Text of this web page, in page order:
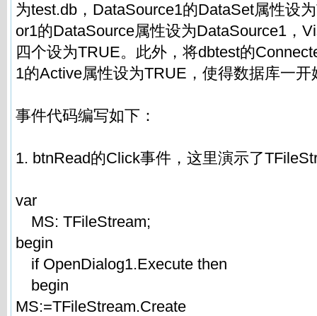
为test.db，DataSource1的DataSet属性设
or1的DataSource属性设为DataSource1，
四个设为TRUE。此外，将dbtest的
1的Active属性设为TRUE，使得数据库一
事件代码编写如下：
1. btnRead的Click事件，这里演示了
var
MS: TFileStream;
begin
if OpenDialog1.Execute then
begin
MS:=TFileStream.Create